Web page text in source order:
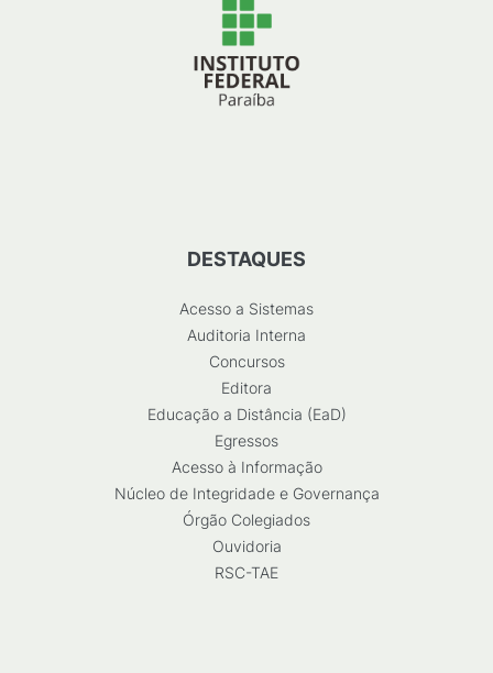
DESTAQUES
Acesso a Sistemas
Auditoria Interna
Concursos
Editora
Educação a Distância (EaD)
Egressos
Acesso à Informação
Núcleo de Integridade e Governança
Órgão Colegiados
Ouvidoria
RSC-TAE